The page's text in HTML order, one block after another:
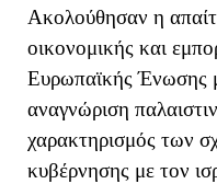
Ακολούθησαν η
οικονομικής και
Ευρωπαϊκής Ένωσης
αναγνώριση
χαρακτηρισμός των
κυβέρνησης με τον